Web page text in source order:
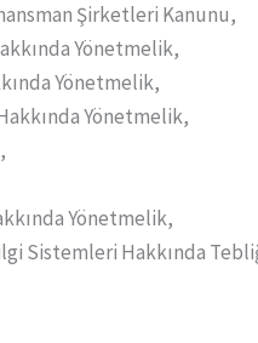
Şirketleri Kanunu,
Yönetmelik,
Yönetmelik,
Yönetmelik,
Yönetmelik,
Sistemleri Hakkında